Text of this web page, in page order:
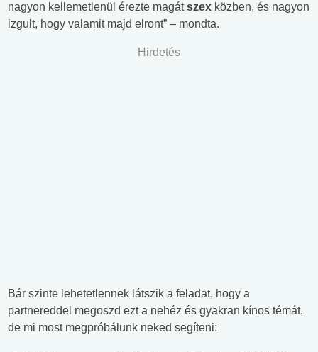
nagyon kellemetlenül érezte magátszex közben, és nagyon
izgult, hogy valamit majd elront” – mondta.
Hirdetés
Bár szinte lehetetlennek látszik a feladat, hogy a
partnereddel megoszd ezt a nehéz és gyakran kínos témát,
de mi most megpróbálunk neked segíteni: